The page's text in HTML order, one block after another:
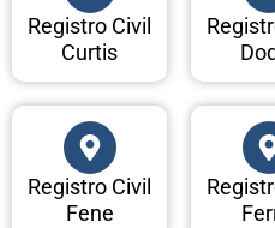
Registro Civil
Curtis
Registro Civil
Fene